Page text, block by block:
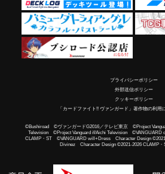
プライバシーポリシー
外部送信ポリシー
クッキーポリシー
「カードファイト!! ヴァンガード」著作物の利用
©Bushiroad ©ヴァンガードG2016／テレビ東京 ©Project
Television ©Project Vanguard if/Aichi Television ©VANGUARD
CLAMP・ST ©VANGUARD will+Dress Character Design
Divinez Character Design ©2021-2026 CLAMP